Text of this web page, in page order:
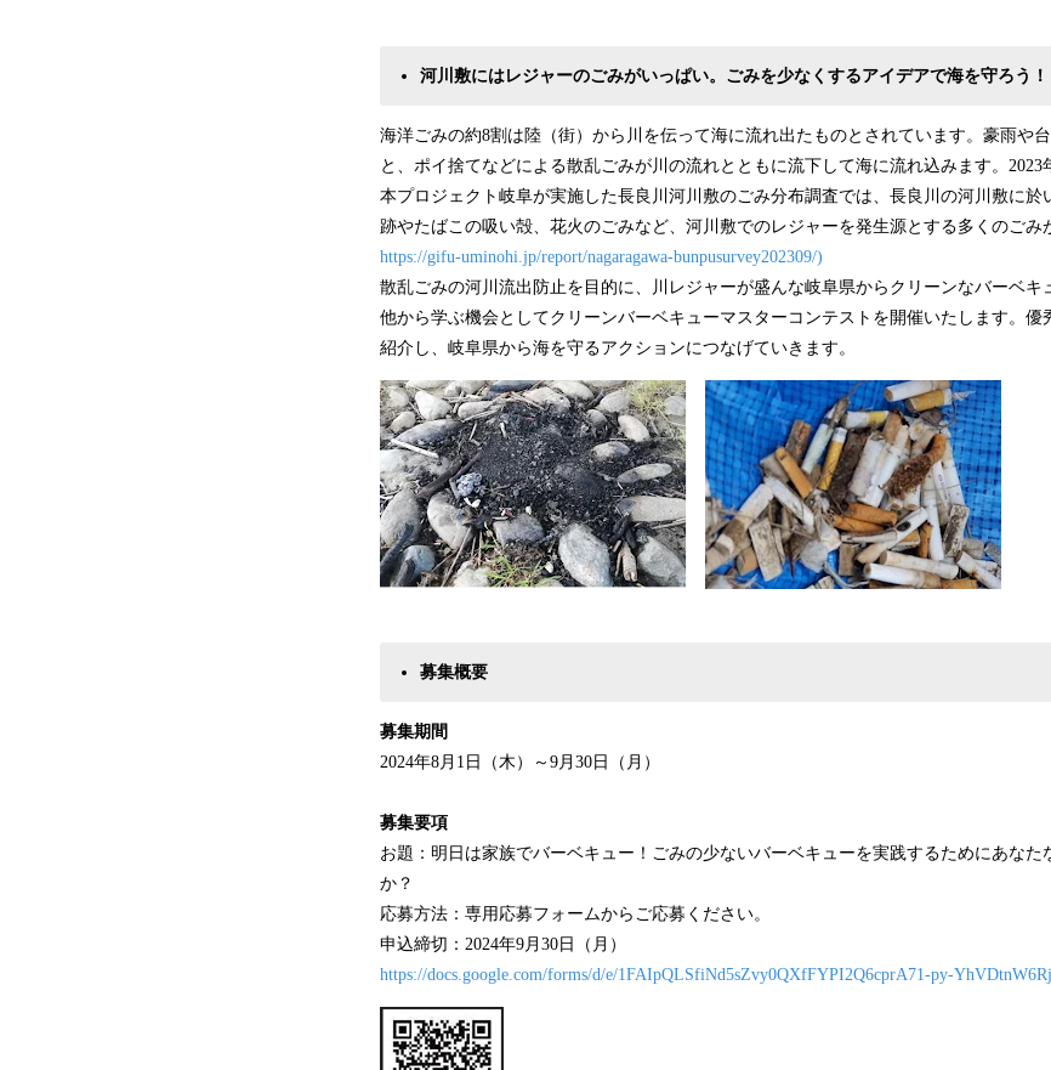
河川敷にはレジャーのごみがいっぱい。ごみを少なくするアイデアで海を守ろう！
海洋ごみの約8割は陸（街）から川を伝って海に流れ出たものとされています。豪雨や
と、ポイ捨てなどによる散乱ごみが川の流れとともに流下して海に流れ込みます。2023
本プロジェクト岐阜が実施した長良川河川敷のごみ分布調査では、長良川の河川敷に於
跡やたばこの吸い殻、花火のごみなど、河川敷でのレジャーを発生源とする多くのごみ
https://gifu-uminohi.jp/report/nagaragawa-bunpusurvey202309/)
散乱ごみの河川流出防止を目的に、川レジャーが盛んな岐阜県からクリーンなバーベキ
他から学ぶ機会としてクリーンバーベキューマスターコンテストを開催いたします。優
紹介し、岐阜県から海を守るアクションにつなげていきます。
募集概要
募集期間
2024年8月1日（木）～9月30日（月）
募集要項
お題：明日は家族でバーベキュー！ごみの少ないバーベキューを実践するためにあなた
か？
応募方法：専用応募フォームからご応募ください。
申込締切：2024年9月30日（月）
https://docs.google.com/forms/d/e/1FAIpQLSfiNd5sZvy0QXfFYPI2Q6cprA71-py-